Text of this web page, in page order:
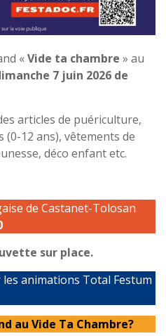
«Vide ta chambre » au
7 juin 2026 de
articles de puériculture,
12 ans), vêtements de
déco enfant etc.
de Castanet-Tolosan
sur place.
animations Total Festum
au Vide Ta Chambre?